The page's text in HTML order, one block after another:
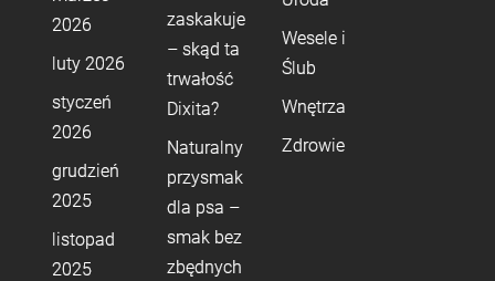
2026
luty 2026
styczeń
2026
grudzień
2025
listopad
2025
zaskakuje
– skąd ta
trwałość
Dixita?
Naturalny
przysmak
dla psa –
smak bez
zbędnych
Wesele i
Ślub
Wnętrza
Zdrowie